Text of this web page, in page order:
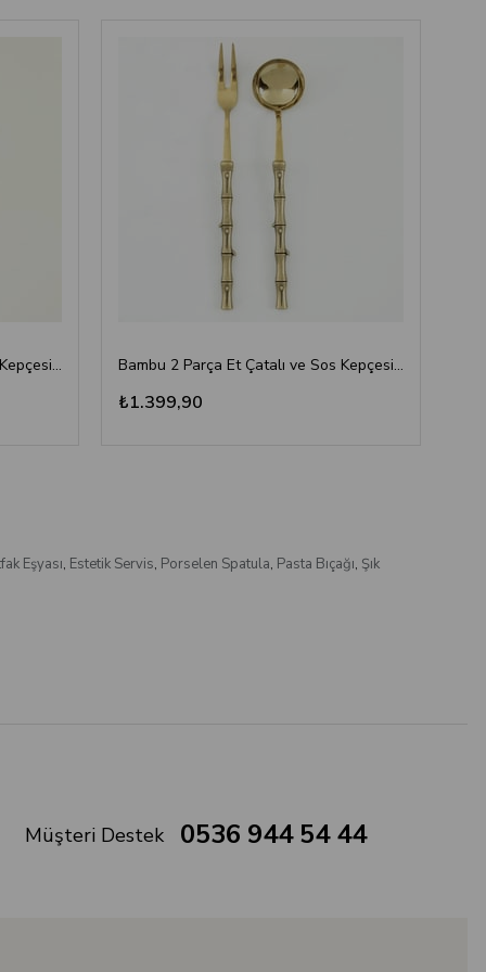
Bambu 2 Parça Et Çatalı ve Sos Kepçesi Seti Altın Bambu 2 Parça Et Çatalı ve Sos Kepçesi Seti Antik Titanyum
₺1.399,90
Eşyası, Estetik Servis, Porselen Spatula, Pasta Bıçağı, Şık
Müşteri Destek 0536 944 54 44